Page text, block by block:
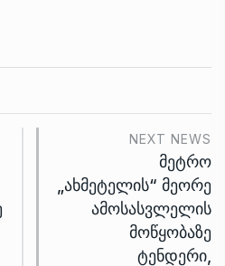
NEXT NEWS
მეტრო
„ახმეტელის“ მეორე
ამოსასვლელის
მოწყობაზე
ტენდერი,